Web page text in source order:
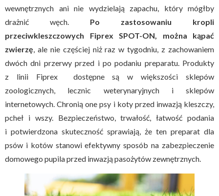
wewnętrznych ani nie wydzielają zapachu, który mógłby
drażnić węch. Po zastosowaniu kropli
przeciwkleszczowych Fiprex SPOT-ON, można kąpać
zwierzę, ale nie częściej niż raz w tygodniu, z zachowaniem
dwóch dni przerwy przed i po podaniu preparatu. Produkty
z linii Fiprex dostępne są w większości sklepów
zoologicznych, lecznic weterynaryjnych i sklepów
internetowych. Chronią one psy i koty przed inwazją kleszczy,
pcheł i wszy. Bezpieczeństwo, trwałość, łatwość podania
i potwierdzona skuteczność sprawiają, że ten preparat dla
psów i kotów stanowi efektywny sposób na zabezpieczenie
domowego pupila przed inwazją pasożytów zewnętrznych.